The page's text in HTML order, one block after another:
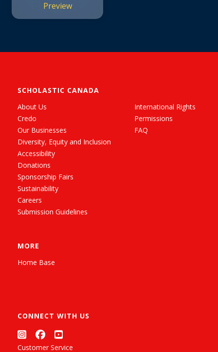
Preview
SCHOLASTIC CANADA
About Us
Credo
Our Businesses
Diversity, Equity and Inclusion
Accessibility
Donations
Sponsorship Fairs
Sustainability
Careers
Submission Guidelines
International Rights
Permissions
FAQ
MORE
Home Base
CONNECT WITH US
Customer Service